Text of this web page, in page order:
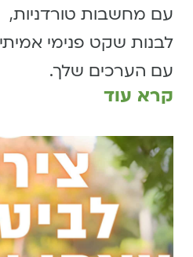
עם מחשבות טורדניות,
לבנות שקט פנימי
עם הערכים שלך.
קרא עוד